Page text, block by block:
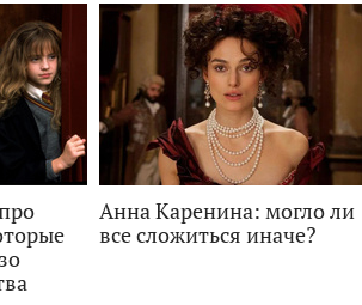
Анна Каренина: могло ли
все сложиться иначе?